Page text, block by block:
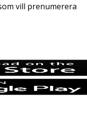
vill prenumerera